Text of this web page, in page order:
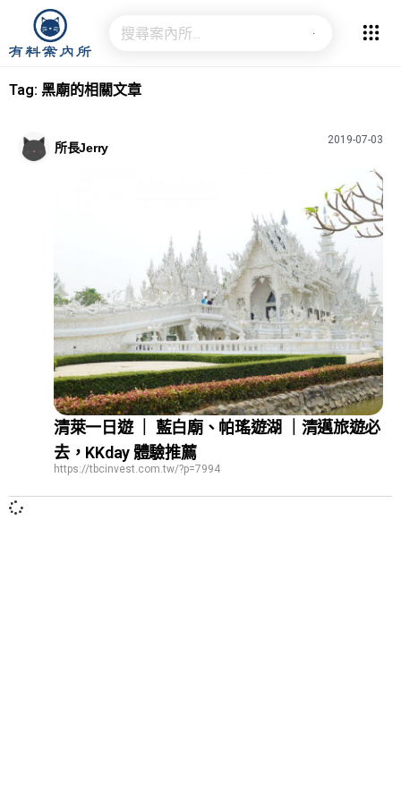
Tag: 黑廟的相關文章
所長Jerry
2019-07-03
清萊一日遊 ｜ 藍白廟、帕瑤遊湖 ｜清邁旅遊必
去，KKday 體驗推薦
https://tbcinvest.com.tw/?p=7994